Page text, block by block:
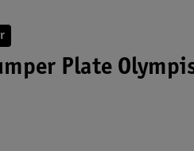
Plate